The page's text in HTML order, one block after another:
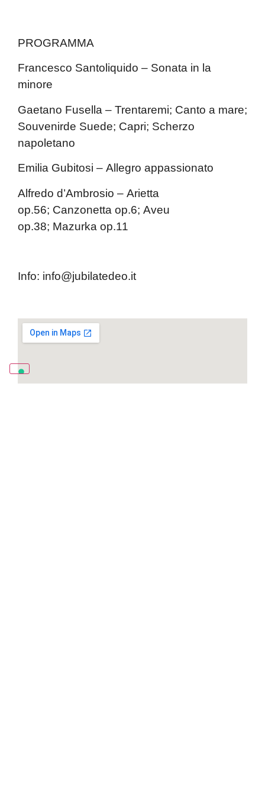
PROGRAMMA
Francesco Santoliquido – Sonata in la
minore
Gaetano Fusella – Trentaremi; Canto a mare;
Souvenirde Suede; Capri; Scherzo
napoletano
Emilia Gubitosi – Allegro appassionato
Alfredo d’Ambrosio – Arietta
op.56; Canzonetta op.6; Aveu
op.38; Mazurka op.11
Info: info@jubilatedeo.it